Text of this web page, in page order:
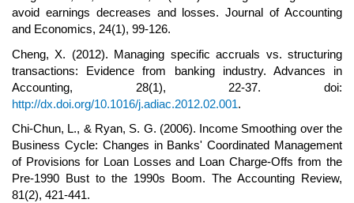
avoid earnings decreases and losses. Journal of Accounting
and Economics, 24(1), 99-126.
Cheng, X. (2012). Managing specific accruals vs. structuring
transactions: Evidence from banking industry. Advances in
Accounting, 28(1), 22-37. doi:
http://dx.doi.org/10.1016/j.adiac.2012.02.001.
Chi-Chun, L., & Ryan, S. G. (2006). Income Smoothing over the
Business Cycle: Changes in Banks' Coordinated Management
of Provisions for Loan Losses and Loan Charge-Offs from the
Pre-1990 Bust to the 1990s Boom. The Accounting Review,
81(2), 421-441.